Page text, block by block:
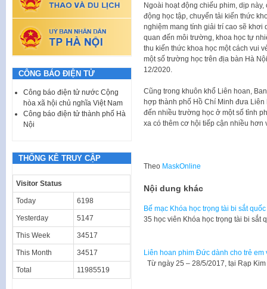
Ngoài hoạt động chiếu phim, dịp
động học tập, chuyển tải kiến thức
nghiệm mang tính giải trí cao sẽ khơi
quan đến môi trường, khoa học tự
thu kiến thức khoa học một cách vui
một số trường học trên địa bàn Hà
12/2020.
Cũng trong khuôn khổ Liên hoan,
hợp thành phố Hồ Chí Minh đưa
đến nhiều trường học ở một số tỉnh
xa có thêm cơ hội tiếp cận nhiều hơn
Theo MaskOnline
Nội dung khác
Bế mạc Khóa học trọng tài bi sắt
35 học viên Khóa học trọng tài bi sắt
Liên hoan phim Đức dành cho trẻ
Từ ngày 25 – 28/5/2017, tại Rạp
CÔNG BÁO ĐIỆN TỬ
Công báo điện tử nước Cộng
hòa xã hội chủ nghĩa Việt Nam
Công báo điện tử thành phố Hà
Nội
THỐNG KÊ TRUY CẬP
Visitor Status
Today 6198
Yesterday 5147
This Week 34517
This Month 34517
Total 11985519